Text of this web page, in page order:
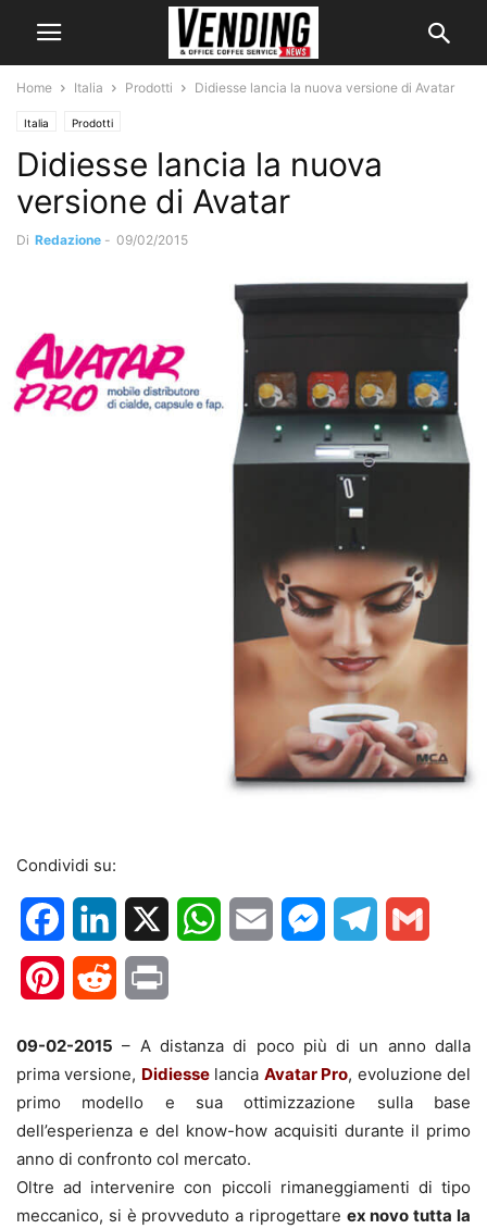
Home Italia Prodotti Didiesse lancia la nuova versione di Avatar
Italia Prodotti
Didiesse lancia la nuova
versione di Avatar
Di Redazione - 09/02/2015
Condividi su:
FacebookLinkedIn WhatsApp
Email MessengerTelegram
PinterestReddit
09-02-2015 – A distanza di poco più di un anno dalla
prima versione, Didiesselancia Avatar Pro, evoluzione del
primo modello e sua ottimizzazione sulla base
dell’esperienza e del know-how acquisiti durante il primo
anno di confronto col mercato.
Oltre ad intervenire con piccoli rimaneggiamenti di tipo
meccanico, si è provveduto a riprogettare ex novo tutta la